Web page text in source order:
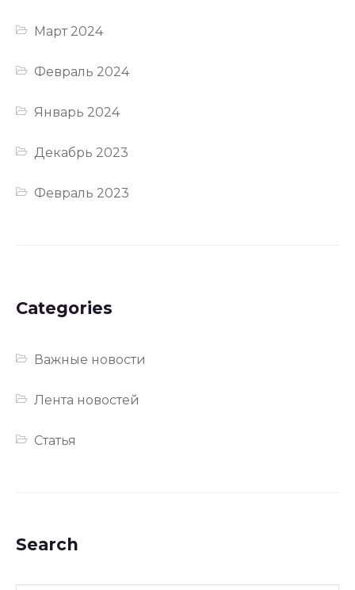
Март 2024
Февраль 2024
Январь 2024
Декабрь 2023
Февраль 2023
Categories
Важные новости
Лента новостей
Статья
Search